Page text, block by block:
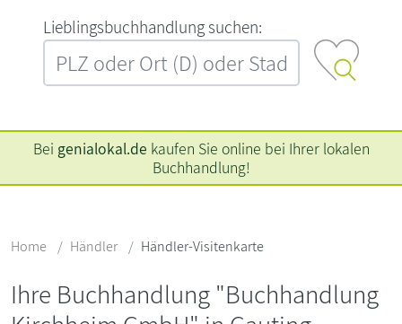
L‍i‍e‍b‍l‍i‍n‍g‍s‍b‍u‍c‍h‍h‍a‍n‍d‍l‍u‍n‍g‍ ‍s‍u‍c‍h‍e‍n‍:‍
Bei genialokal.de kaufen Sie online bei Ihrer lokalen
Buchhandlung!
Home Händler Händler-Visitenkarte
Ihre Buchhandlung "Buchhandlung